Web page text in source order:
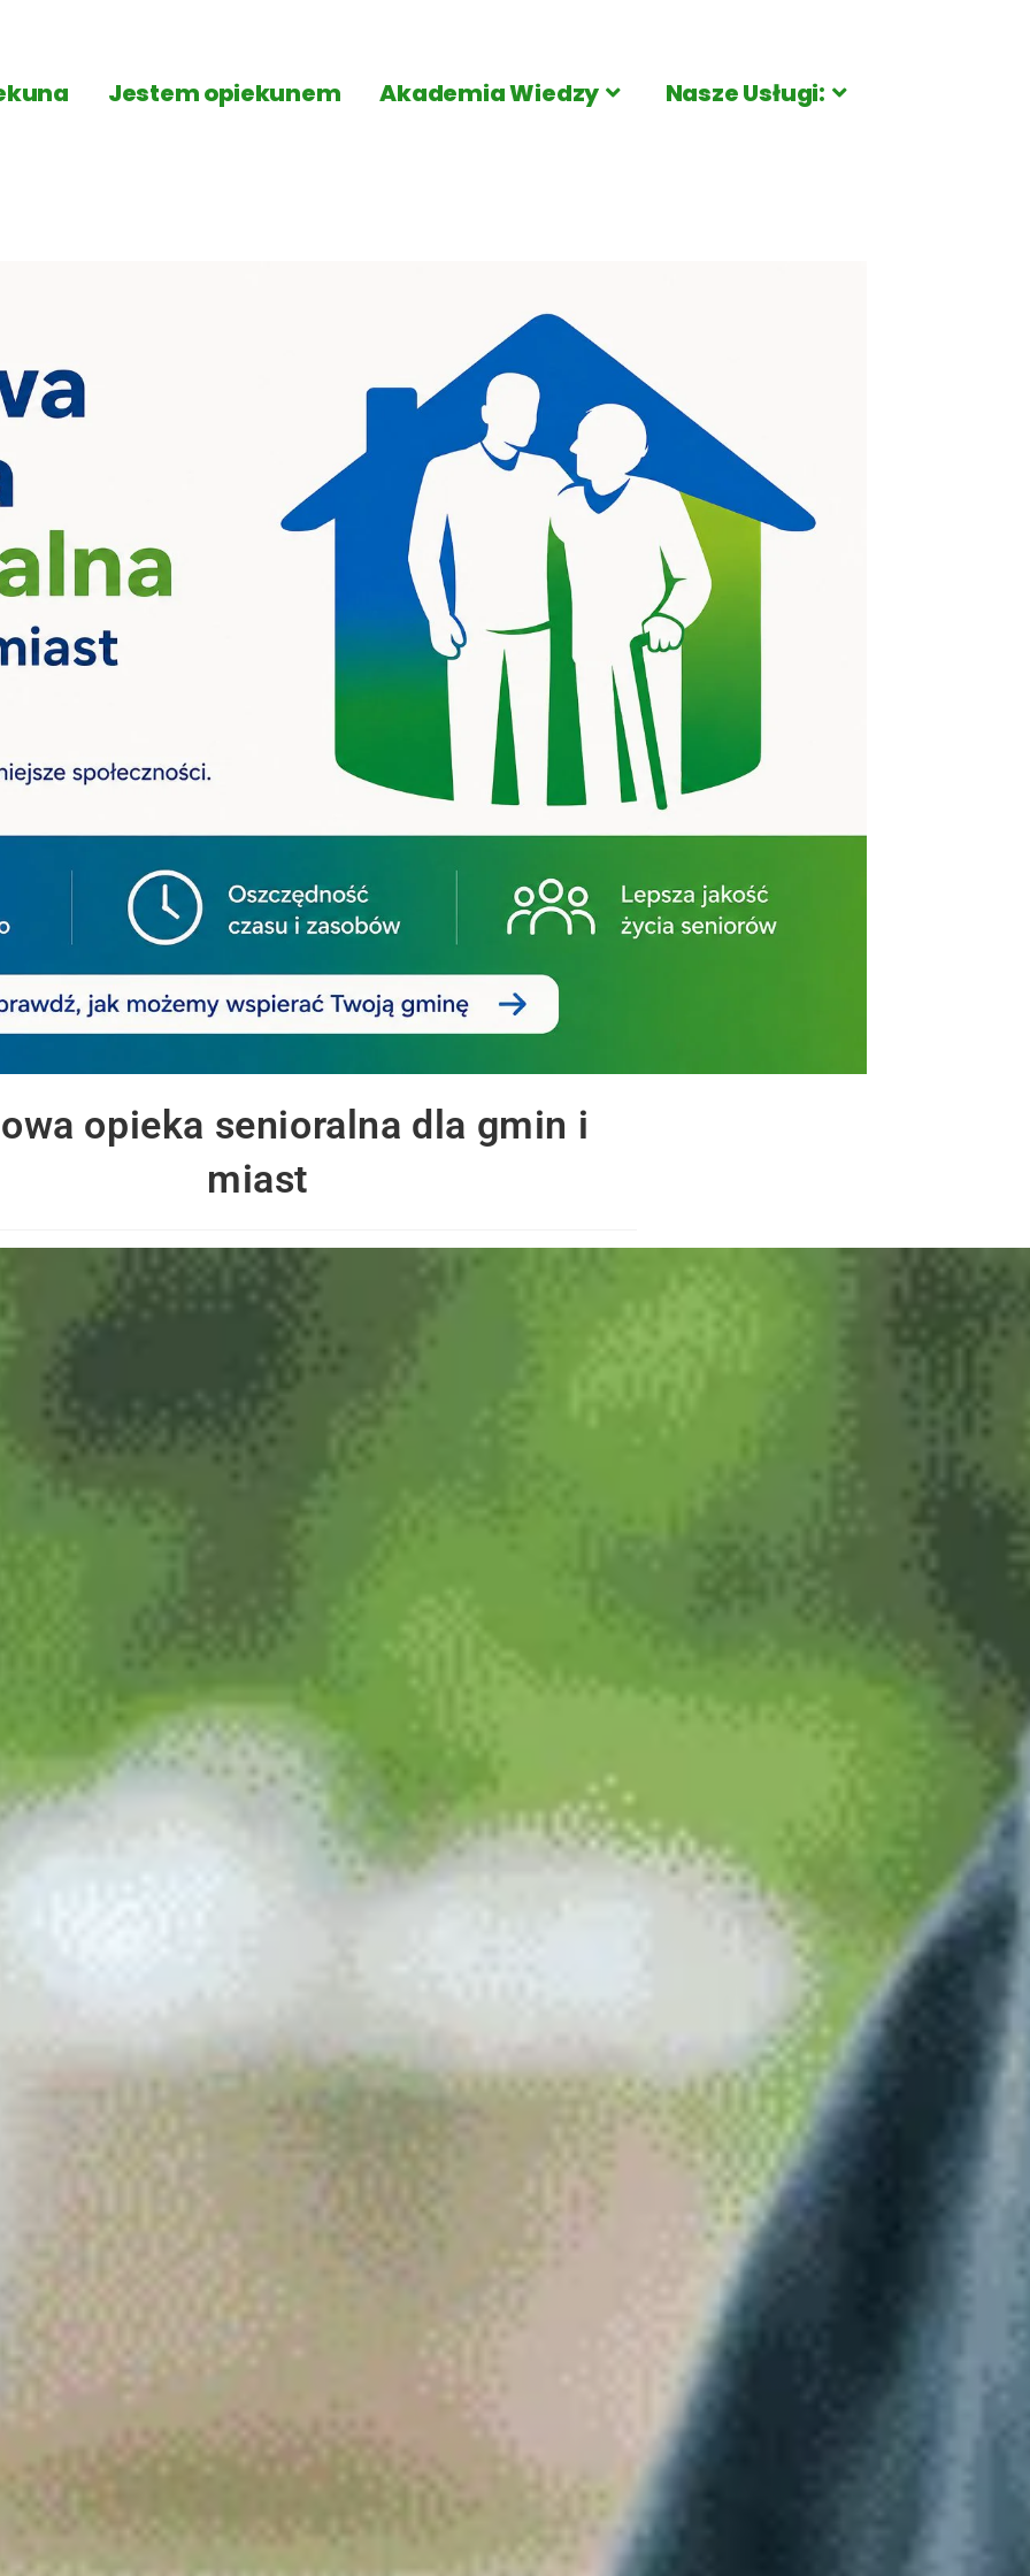
Jestem opiekunem Akademia Wiedzy Nasze Usługi:
opieka senioralna dla gmin i
miast